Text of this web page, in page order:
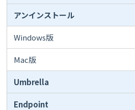
アンインストール
Windows版
Mac版
Umbrella
Endpoint